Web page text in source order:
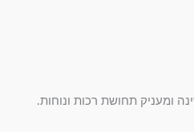
ומעניק תחושת רכות ונוחות.